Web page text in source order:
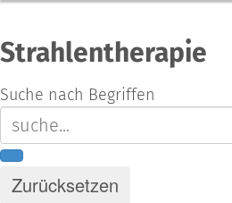
Strahlentherapie
Suche nach Begriffen